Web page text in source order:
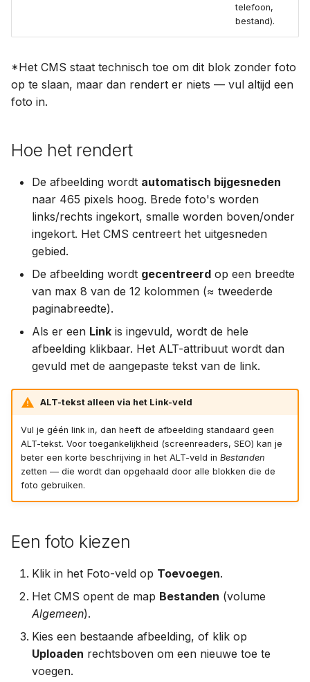
telefoon,
bestand).
*Het CMS staat technisch toe om dit blok zonder foto
op te slaan, maar dan rendert er niets — vul altijd een
foto in.
Hoe het rendert
De afbeelding wordt automatisch bijgesneden
naar 465 pixels hoog. Brede foto's worden
links/rechts ingekort, smalle worden boven/onder
ingekort. Het CMS centreert het uitgesneden
gebied.
De afbeelding wordt gecentreerd op een breedte
van max 8 van de 12 kolommen (≈ tweederde
paginabreedte).
Als er een Link is ingevuld, wordt de hele
afbeelding klikbaar. Het ALT-attribuut wordt dan
gevuld met de aangepaste tekst van de link.
ALT-tekst alleen via het Link-veld
Vul je géén link in, dan heeft de afbeelding standaard geen
ALT-tekst. Voor toegankelijkheid (screenreaders, SEO) kan je
beter een korte beschrijving in het ALT-veld in Bestanden
zetten — die wordt dan opgehaald door alle blokken die de
foto gebruiken.
Een foto kiezen
Klik in het Foto-veld op Toevoegen.
Het CMS opent de map Bestanden (volume
Algemeen).
Kies een bestaande afbeelding, of klik op
Uploaden rechtsboven om een nieuwe toe te
voegen.